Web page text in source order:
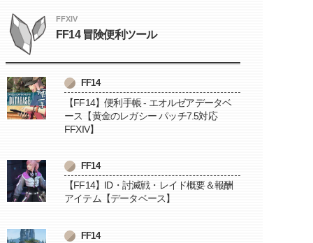
FFXIV
FF14 冒険便利ツール
FF14
【FF14】便利手帳 - エオルゼアデータベ
ース【黄金のレガシー パッチ7.5対応
FFXIV】
FF14
【FF14】ID・討滅戦・レイド概要＆報酬
アイテム【データベース】
FF14